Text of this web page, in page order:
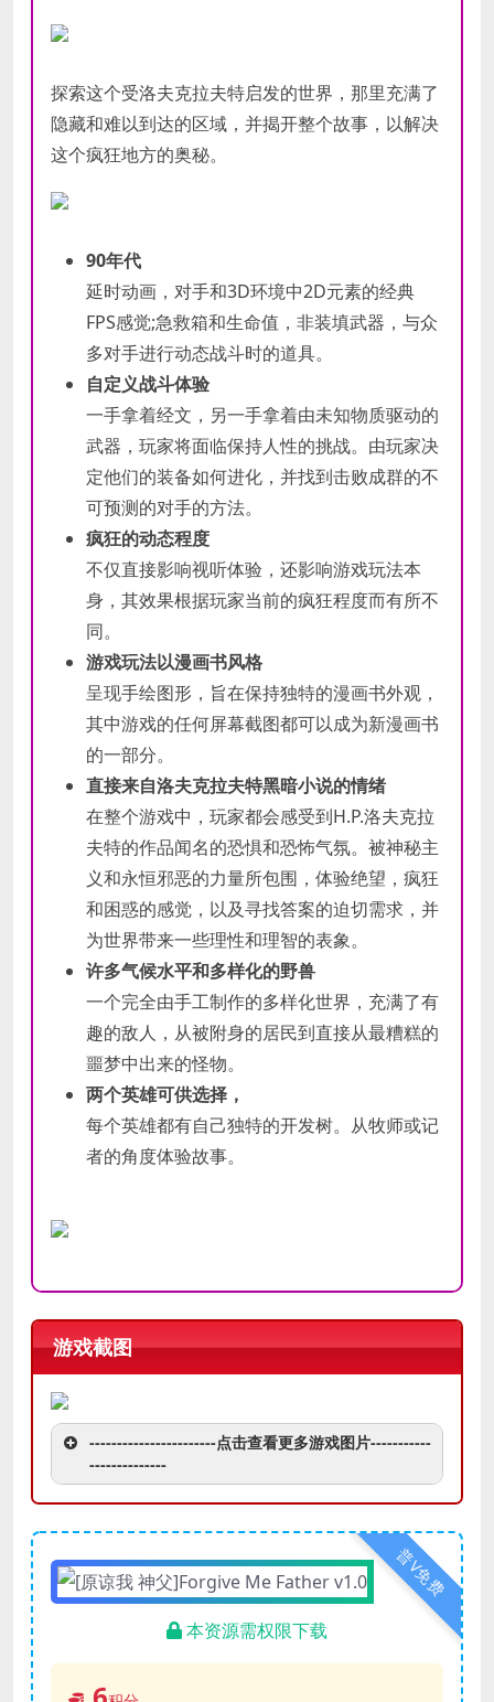
探索这个受洛夫克拉夫特启发的世界，那里充满了
隐藏和难以到达的区域，并揭开整个故事，以解决
这个疯狂地方的奥秘。
90年代
延时动画，对手和3D环境中2D元素的经典
FPS感觉;急救箱和生命值，非装填武器，与众
多对手进行动态战斗时的道具。
自定义战斗体验
一手拿着经文，另一手拿着由未知物质驱动的
武器，玩家将面临保持人性的挑战。由玩家决
定他们的装备如何进化，并找到击败成群的不
可预测的对手的方法。
疯狂的动态程度
不仅直接影响视听体验，还影响游戏玩法本
身，其效果根据玩家当前的疯狂程度而有所不
同。
游戏玩法以漫画书风格
呈现手绘图形，旨在保持独特的漫画书外观，
其中游戏的任何屏幕截图都可以成为新漫画书
的一部分。
直接来自洛夫克拉夫特黑暗小说的情绪
在整个游戏中，玩家都会感受到H.P.洛夫克拉
夫特的作品闻名的恐惧和恐怖气氛。被神秘主
义和永恒邪恶的力量所包围，体验绝望，疯狂
和困惑的感觉，以及寻找答案的迫切需求，并
为世界带来一些理性和理智的表象。
许多气候水平和多样化的野兽
一个完全由手工制作的多样化世界，充满了有
趣的敌人，从被附身的居民到直接从最糟糕的
噩梦中出来的怪物。
两个英雄可供选择，
每个英雄都有自己独特的开发树。从牧师或记
者的角度体验故事。
游戏截图
-----------------------点击查看更多游戏图片-----------
--------------
普V免费
本资源需权限下载